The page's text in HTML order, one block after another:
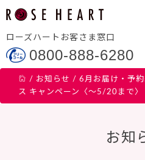
ローズハートお客さま窓口
0800-888-6280
/ お知らせ / 6月お届け・予
ス キャンペーン〈～5/20まで〉
お知